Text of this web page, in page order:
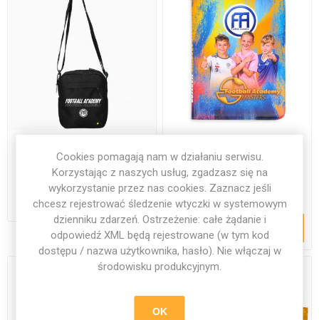
Academy
64,23 zł
Masters
56,10 zł
DODAJ DO KOSZYKA
Cookies pomagają nam w działaniu serwisu.
Korzystając z naszych usług, zgadzasz się na
wykorzystanie przez nas cookies. Zaznacz jeśli
chcesz rejestrować śledzenie wtyczki w systemowym
dzienniku zdarzeń. Ostrzeżenie: całe żądanie i
odpowiedź XML będą rejestrowane (w tym kod
dostępu / nazwa użytkownika, hasło). Nie włączaj w
środowisku produkcyjnym.
OK